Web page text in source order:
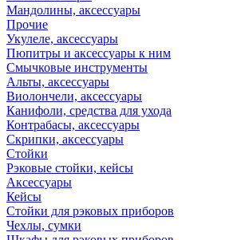
Мандолины, аксессуары
Прочие
Укулеле, аксессуары
Пюпитры и аксессуары к ним
Смычковые инструменты
Альты, аксессуары
Виолончели, аксессуары
Канифоли, средства для ухода
Контрабасы, аксессуары
Скрипки, аксессуары
Стойки
Рэковые стойки, кейсы
Аксессуары
Кейсы
Стойки для рэковых приборов
Чехлы, сумки